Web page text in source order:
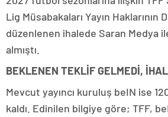
Lig Müsabakaları Yayın Haklarının
düzenlenen ihalede Saran Medya
almıştı.
BEKLENEN TEKLİF GELMEDİ,
Mevcut yayıncı kuruluş beIN ise
kaldı. Edinilen bilgiye göre; TFF,